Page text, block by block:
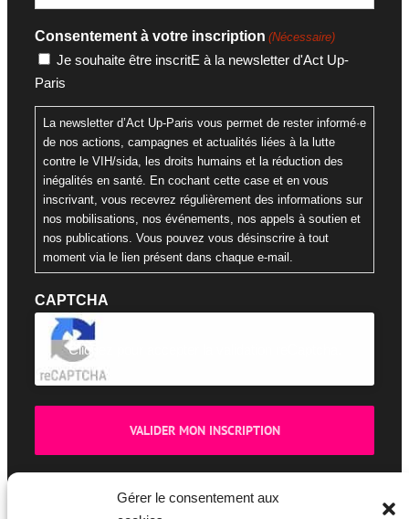
Gérer le consentement aux
Consentement à votre inscription (Nécessaire)
Je souhaite être inscritE à la newsletter d'Act Up-
Paris
La newsletter d’Act Up-Paris vous permet de rester informé·e
de nos actions, campagnes et actualités liées à la lutte
contre le VIH/sida, les droits humains et la réduction des
inégalités en santé. En cochant cette case et en vous
inscrivant, vous recevrez régulièrement des informations sur
nos mobilisations, nos événements, nos appels à soutien et
nos publications. Vous pouvez vous désinscrire à tout
moment via le lien présent dans chaque e-mail.
CAPTCHA
Cliquez pour accepter la validation reCaptcha.